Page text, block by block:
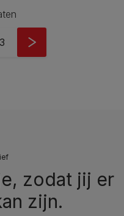
Pagina
3
zodat jij er
zijn.